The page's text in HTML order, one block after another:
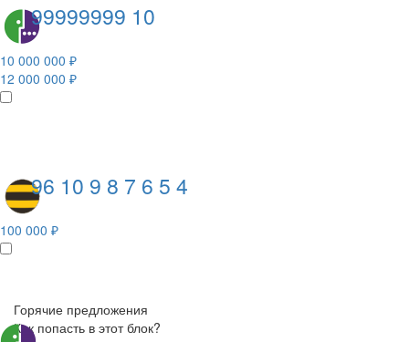
99999999 10
10 000 000 ₽
12 000 000 ₽
96 10 9 8 7 6 5 4
100 000 ₽
Горячие предложения
Как попасть в этот блок?